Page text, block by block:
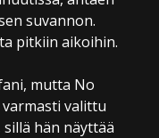
suvannon.
pitkiin aikoihin.
mutta No
varmasti valittu
hän näyttää